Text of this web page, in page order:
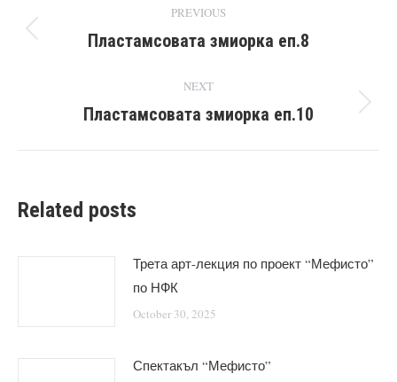
navigation
PREVIOUS
Previous
Пластамсовата змиорка еп.8
NEXT
Next
Пластамсовата змиорка еп.10
Related posts
Трета арт-лекция по проект “Мефисто”
по НФК
October 30, 2025
Спектакъл “Мефисто”